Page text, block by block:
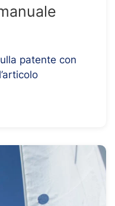
patente con